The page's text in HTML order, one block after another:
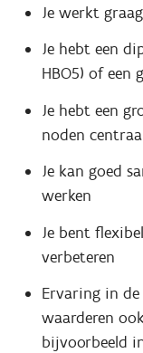
Je werkt
Je hebt een
HBO5) of een
Je hebt een
noden
Je kan goed
werken
Je bent
verbeteren
Ervaring in
waarderen
bijvoorbeeld